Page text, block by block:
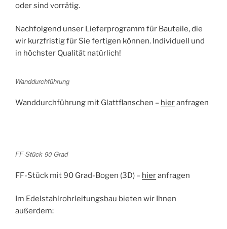
oder sind vorrätig.
Nachfolgend unser Lieferprogramm für Bauteile, die
wir kurzfristig für Sie fertigen können. Individuell und
in höchster Qualität natürlich!
Wanddurchführung
Wanddurchführung mit Glattflanschen – hieranfragen
FF-Stück 90 Grad
FF-Stück mit 90 Grad-Bogen (3D) – hieranfragen
Im Edelstahlrohrleitungsbau bieten wir Ihnen
außerdem: